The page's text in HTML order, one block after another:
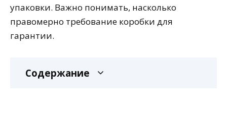
упаковки. Важно понимать, насколько
правомерно требование коробки для
гарантии.
Содержание